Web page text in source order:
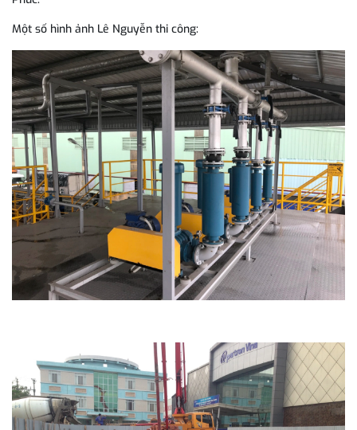
Một số hình ảnh Lê Nguyễn thi công: